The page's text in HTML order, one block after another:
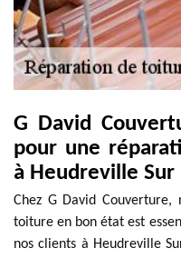
G David
pour une
à Heudreville Sur
Chez G David
toiture en bon état est
nos clients à Heudreville